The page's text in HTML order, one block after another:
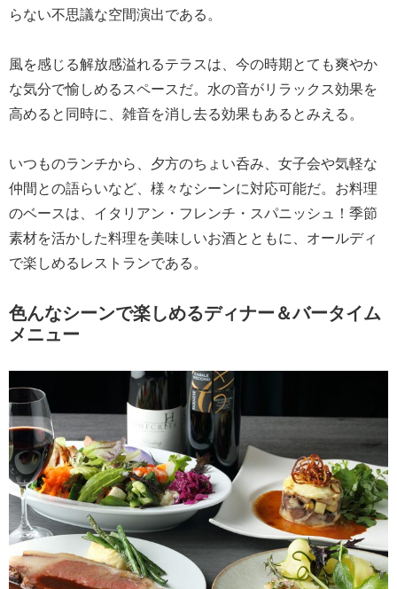
らない不思議な空間演出である。
風を感じる解放感溢れるテラスは、今の時期とても爽やか
な気分で愉しめるスペースだ。水の音がリラックス効果を
高めると同時に、雑音を消し去る効果もあるとみえる。
いつものランチから、夕方のちょい呑み、女子会や気軽な
仲間との語らいなど、様々なシーンに対応可能だ。お料理
のベースは、イタリアン・フレンチ・スパニッシュ！季節
素材を活かした料理を美味しいお酒とともに、オールディ
で楽しめるレストランである。
色んなシーンで楽しめるディナー＆バータイム
メニュー